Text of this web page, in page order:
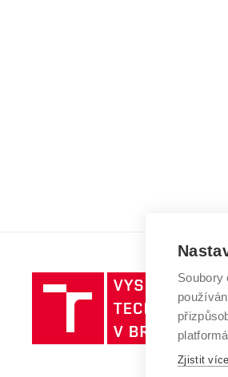
Soubory
Zjistit více